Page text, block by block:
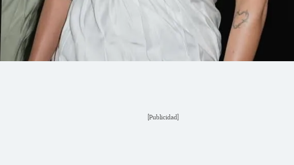
[Publicidad]